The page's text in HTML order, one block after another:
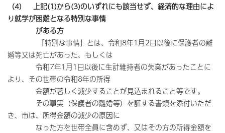
（4）
上記(1)から(3)のいずれにも該当せず、経済的な理由によ
り就学が困難となる特別な事情
がある方
「特別な事情」とは、令和8年1月2日以後に保護者の離
婚等又は死亡があった、もしくは
令和7年1月1日以後に生計維持者の失業があったことに
より、その世帯の令和8年の所得
金額が著しく減少することが見込まれること等です。
その事実（保護者の離婚等）を証する書類を添付いただ
き、市は、所得金額の減少の原因に
なった方を世帯全員に含めず、又はその方の所得金額を